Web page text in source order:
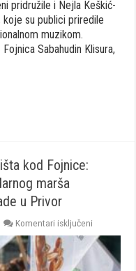
pridružile i Nejla Keškić-
koje su publici priredile
muzikom.
Sabahudin Klisura,
kod Fojnice:
marša
u Privor
Komentari isključeni
250
učesnika
krenulo